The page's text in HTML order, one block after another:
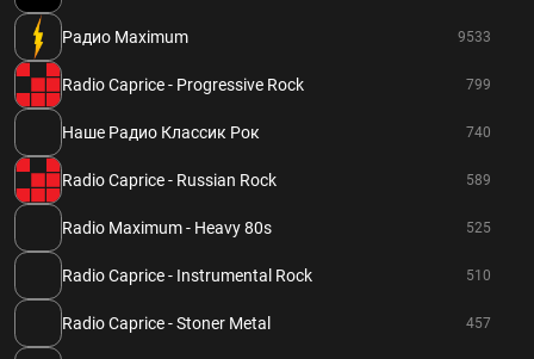
Радио Maximum 9533
Radio Caprice - Progressive Rock 799
Наше Радио Классик Рок 740
Radio Caprice - Russian Rock 589
Radio Maximum - Heavy 80s 525
Radio Caprice - Instrumental Rock 510
Radio Caprice - Stoner Metal 457